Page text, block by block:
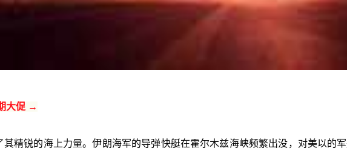
大促 →
其精锐的海上力量。伊朗海军的导弹快艇在霍尔木兹海峡频繁出没，对美以的